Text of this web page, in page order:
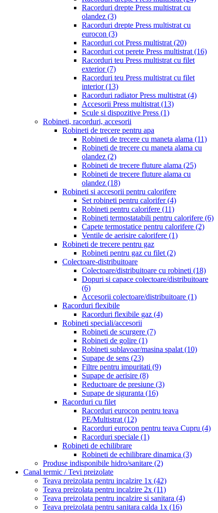
Racorduri drepte Press multistrat cu
olandez (3)
Racorduri drepte Press multistrat cu
eurocon (3)
Racorduri cot Press multistrat (20)
Racorduri cot perete Press multistrat (16)
Racorduri teu Press multistrat cu filet
exterior(7)
Racorduri teu Press multistrat cu filet
interior(13)
Racorduri radiator Press multistrat (4)
Accesorii Press multistrat (13)
Scule si dispozitive Press (1)
Robineti, racorduri, accesorii
Robineti de trecere pentru apa
Robineti de trecere cu maneta alama (11)
Robineti de trecere cu maneta alama cu
olandez (2)
Robineti de trecere fluture alama (25)
Robineti de trecere fluture alama cu
olandez (18)
Robineti si accesorii pentru calorifere
Set robineti pentru calorifer(4)
Robineti pentru calorifere (11)
Robineti termostatabili pentru calorifere (6)
Capete termostatice pentru calorifere (2)
Ventile de aerisire calorifere (1)
Robineti de trecere pentru gaz
Robineti pentru gaz cu filet (2)
Colectoare-distribuitoare
Colectoare/distribuitoare cu robineti (18)
Dopuri si capace colectoare/distribuitoare
(6)
Accesorii colectoare/distribuitoare (1)
Racorduri flexibile
Racorduri flexibile gaz (4)
Robineti speciali/accesorii
Robineti de scurgere (7)
Robineti de golire (1)
Robineti sublavoar/masina spalat (10)
Supape de sens (23)
Filtre pentru impuritati (9)
Supape de aerisire (8)
Reductoare de presiune (3)
Supape de siguranta (16)
Racorduri cu filet
Racorduri eurocon pentru teava
PE/Multistrat (12)
Racorduri eurocon pentru teava Cupru (4)
Racorduri speciale (1)
Robineti de echilibrare
Robineti de echilibrare dinamica (3)
Produse indisponibile hidro/sanitare (2)
Canal termic / Tevi preizolate
Teava preizolata pentru incalzire 1x (42)
Teava preizolata pentru incalzire 2x (11)
Teava preizolata pentru incalzire si sanitara (4)
Teava preizolata pentru sanitara calda 1x (16)